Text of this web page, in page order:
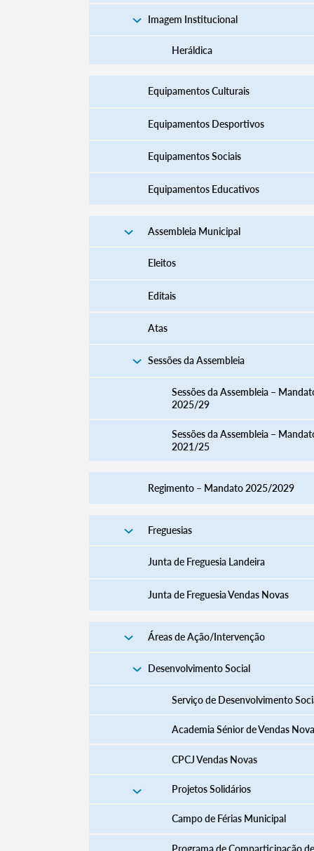
Imagem Institucional
Heráldica
Equipamentos Culturais
Equipamentos Desportivos
Equipamentos Sociais
Equipamentos Educativos
Assembleia Municipal
Eleitos
Editais
Atas
Sessões da Assembleia
Sessões da Assembleia –
2025/29
Sessões da Assembleia –
2021/25
Regimento – Mandato 2025/2029
Freguesias
Junta de Freguesia Landeira
Junta de Freguesia Vendas Novas
Áreas de Ação/Intervenção
Desenvolvimento Social
Serviço de Desenvolvimento
Academia Sénior de Vendas
CPCJ Vendas Novas
Projetos Solidários
Campo de Férias Municipal
Programa de Comparticipação de